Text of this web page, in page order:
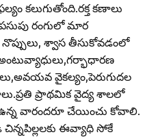
కలుగుతోంది.రక్త కణాలు
పసుపు రంగులో మార
నొప్పులు, శ్వాస తీసుకోవడంలో
వైకల్యం,పెరుగుదల
ప్రాథమిక వైద్య శాలలో
ఉన్న వారందరూ చేయించు కోవాలి.
చిన్నపిల్లలకు ఈవ్యాధి సోకే